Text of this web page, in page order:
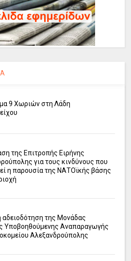
9 Χωριών στη Λάδη
της Επιτροπής Ειρήνης
για τους κινδύνους που
η παρουσία της ΝΑΤΟϊκής βάσης
αδειοδότηση της Μονάδας
Υποβοηθούμενης Αναπαραγωγής
Αλεξανδρούπολης